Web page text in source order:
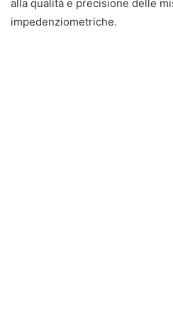
alla qualità e precisione delle
impedenziometriche.